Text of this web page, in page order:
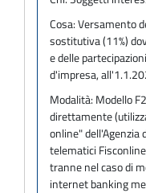
Cosa:Versamento
sostitutiva (11%)
e delle
d'impresa,
Modalità: Modello
direttamente
online" dell'Agenzia
telematici
tranne nel caso di
internet banking